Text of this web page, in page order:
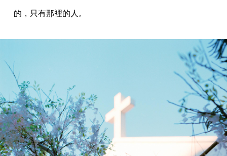
的，只有那裡的人。